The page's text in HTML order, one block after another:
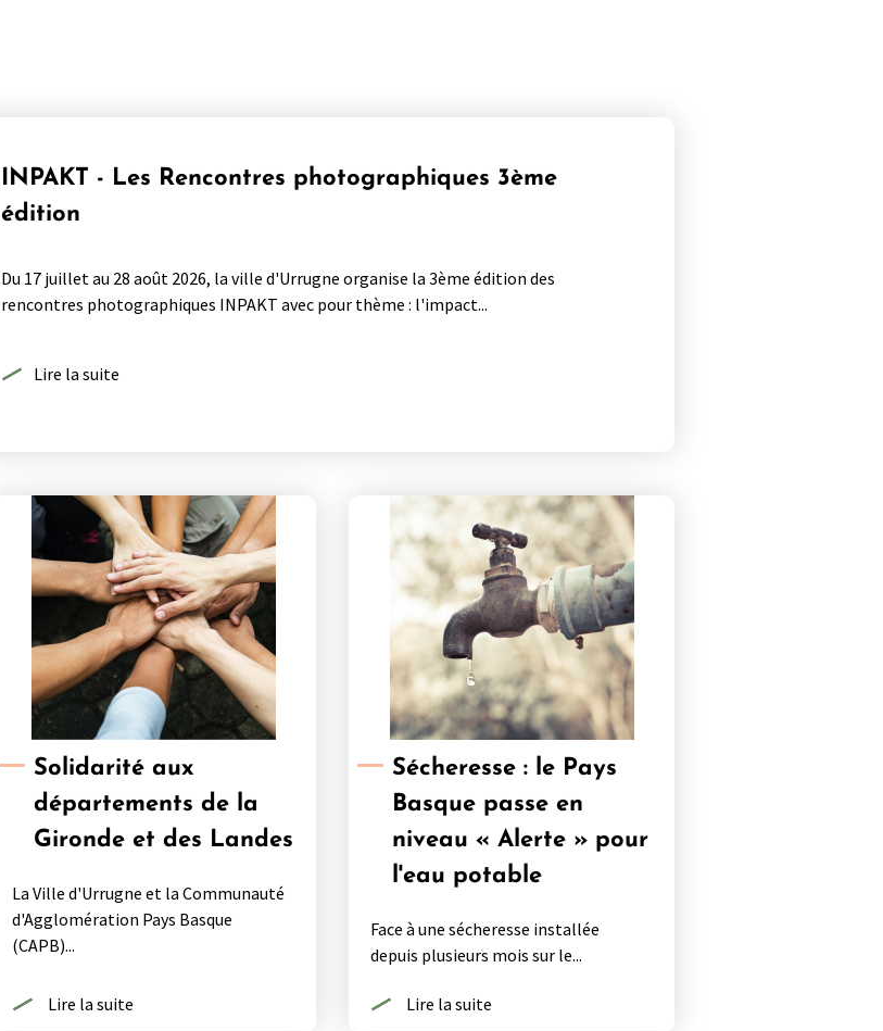
INPAKT - Les Rencontres photographiques 3ème
édition
Du 17 juillet au 28 août 2026, la ville d'Urrugne organise la 3ème édition des
rencontres photographiques INPAKT avec pour thème : l'impact...
Lire la suite
Solidarité aux
départements de la
Gironde et des Landes
La Ville d'Urrugne et la Communauté
d'Agglomération Pays Basque
(CAPB)...
Lire la suite
Sécheresse : le Pays
Basque passe en
niveau « Alerte » pour
l'eau potable
Face à une sécheresse installée
depuis plusieurs mois sur le...
Lire la suite